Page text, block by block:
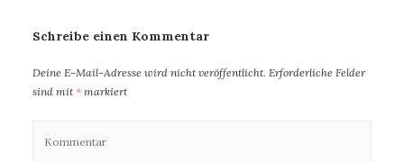
Schreibe einen Kommentar
Deine E-Mail-Adresse wird nicht veröffentlicht. Erforderliche Felder
sind mit* markiert